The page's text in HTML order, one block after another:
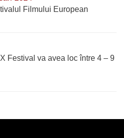
Filmului European
Festival va avea loc între 4 – 9